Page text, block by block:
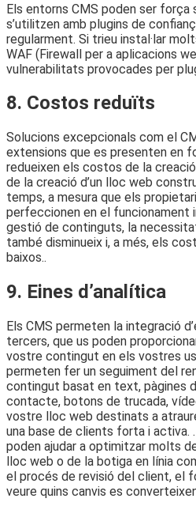
Els entorns CMS poden ser força
s’utilitzen amb plugins de
regularment. Si trieu instal·lar
WAF (Firewall per a aplicacions
vulnerabilitats provocades per
8. Costos reduïts
Solucions excepcionals com el
extensions que es presenten en
redueixen els costos de la
de la creació d’un lloc web
temps, a mesura que els
perfeccionen en el funcionament
gestió de continguts, la
també disminueix i, a més, els
baixos..
9. Eines d’analítica
Els CMS permeten la integració
tercers, que us poden
vostre contingut en els vostres
permeten fer un seguiment del
contingut basat en text, pàgines
contacte, botons de trucada,
vostre lloc web destinats a
una base de clients forta i activa.
poden ajudar a optimitzar molts
lloc web o de la botiga en línia
el procés de revisió del client, el
veure quins canvis es